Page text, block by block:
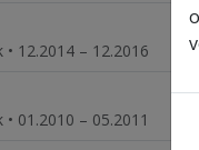
• 12.2014 – 12.2016
• 01.2010 – 05.2011